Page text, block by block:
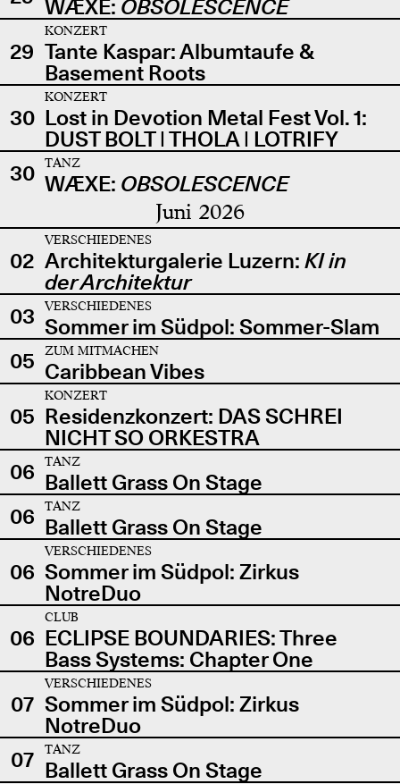
WÆXE: OBSOLESCENCE
29
KONZERT
Tante Kaspar: Albumtaufe &
Basement Roots
30
KONZERT
Lost in Devotion Metal Fest Vol. 1:
DUST BOLT | THOLA | LOTRIFY
30
TANZ
WÆXE: OBSOLESCENCE
Juni 2026
02
VERSCHIEDENES
Architekturgalerie Luzern: KI in
der Architektur
03
VERSCHIEDENES
Sommer im Südpol: Sommer-Slam
05
ZUM MITMACHEN
Caribbean Vibes
05
KONZERT
Residenzkonzert: DAS SCHREI
NICHT SO ORKESTRA
06
TANZ
Ballett Grass On Stage
06
TANZ
Ballett Grass On Stage
06
VERSCHIEDENES
Sommer im Südpol: Zirkus
NotreDuo
06
CLUB
ECLIPSE BOUNDARIES: Three
Bass Systems: Chapter One
07
VERSCHIEDENES
Sommer im Südpol: Zirkus
NotreDuo
07
TANZ
Ballett Grass On Stage